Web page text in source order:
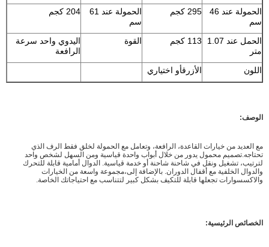
الحمولة عند 46
سم
295 كجم
الحمولة عند 61
سم
204 كجم
الحمل عند 1.07
متر
113 كجم القوة
اليدوي واحد سرعة
الرافعة
اللون
الأزرقأو اختياري
الوصف:
مع العديد من خيارات القاعدة، الرافعة، وتعامل مع الحمولة لخلق فقط الرف الذي
تحتاجه.تصميم محمول يدور من خلال أبواب واحدة قياسية ومن السهل لشخص واحد
لترتيب، تشغيل ونقل في شاحنة شاحنة أو خدمة قياسية. الدوال أمامية قابلة للتحرك
والدوال الخلفية مع أقفال الدوران. بالإضافة إلى،مجموعة واسعة من الخيارات
والاكسسوارات تجعلها قابلة للتكيف بشكل كبير لتتناسب مع احتياجاتك الخاصة.
الخصائص الرئيسية: